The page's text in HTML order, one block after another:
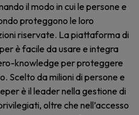
il modo in cui le persone e
proteggono le loro
riservate. La piattaforma di
è facile da usare e integra
knowledge per proteggere
Scelto da milioni di persone e
è il leader nella gestione di
oltre che nell’accesso